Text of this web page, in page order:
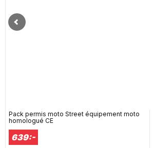
Pack permis moto Street équipement moto
homologué CE
639:-